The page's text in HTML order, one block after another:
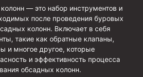
ВК
— это набор инструментов и
после проведения буровых
колонн. Включает в себя
такие как обратные клапаны,
и многое другое, которые
и эффективность процесса
обсадных колонн.